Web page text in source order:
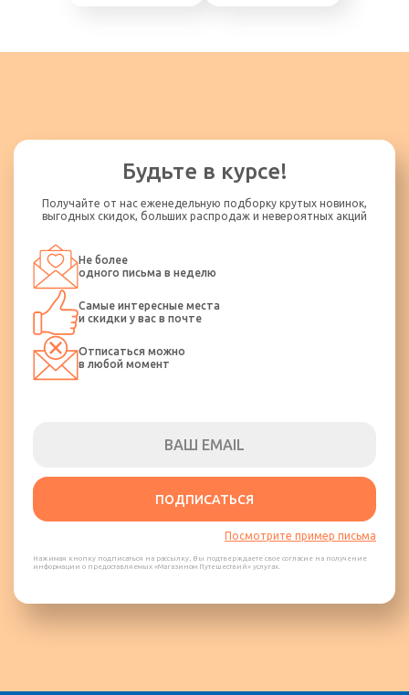
Будьте в курсе!
Получайте от нас еженедельную подборку крутых новинок,
выгодных скидок, больших распродаж и невероятных акций
Не более
одного письма в неделю
Самые интересные места
и скидки у вас в почте
Отписаться можно
в любой момент
ПОДПИСАТЬСЯ
Посмотрите пример письма
Нажимая кнопку подписаться на рассылку, Вы подтверждаете свое согласие на получение
информации о предоставляемых «Магазином Путешествий» услугах.